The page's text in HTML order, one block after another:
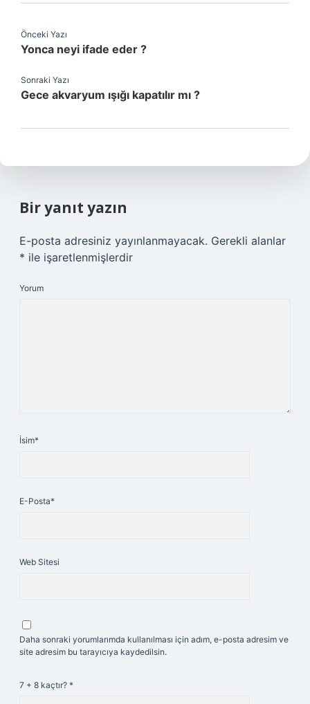
Önceki Yazı
Yonca neyi ifade eder ?
Sonraki Yazı
Gece akvaryum ışığı kapatılır mı ?
Bir yanıt yazın
E-posta adresiniz yayınlanmayacak. Gerekli alanlar
* ile işaretlenmişlerdir
Yorum
İsim*
E-Posta*
Web Sitesi
Daha sonraki yorumlarımda kullanılması için adım, e-posta adresim ve
site adresim bu tarayıcıya kaydedilsin.
7 + 8 kaçtır? *